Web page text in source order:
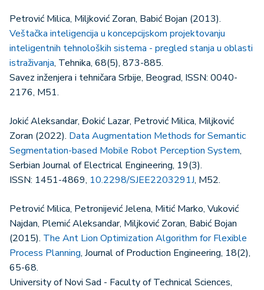
Petrović Milica, Miljković Zoran, Babić Bojan (2013).
Veštačka inteligencija u koncepcijskom projektovanju
inteligentnih tehnoloških sistema - pregled stanja u oblasti
istraživanja, Tehnika, 68(5), 873-885.
Savez inženjera i tehničara Srbije, Beograd, ISSN: 0040-
2176, M51.
Jokić Aleksandar, Đokić Lazar, Petrović Milica, Miljković
Zoran (2022). Data Augmentation Methods for Semantic
Segmentation-based Mobile Robot Perception System,
Serbian Journal of Electrical Engineering, 19(3).
ISSN: 1451-4869, 10.2298/SJEE2203291J, M52.
Petrović Milica, Petronijević Jelena, Mitić Marko, Vuković
Najdan, Plemić Aleksandar, Miljković Zoran, Babić Bojan
(2015). The Ant Lion Optimization Algorithm for Flexible
Process Planning, Journal of Production Engineering, 18(2),
65-68.
University of Novi Sad - Faculty of Technical Sciences,